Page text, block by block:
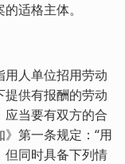
适格主体。
人单位招用劳动
供有报酬的劳动
当要有双方的合
第一条规定：“用
但同时具备下列情